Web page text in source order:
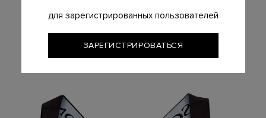
для зарегистрированных пользователей
ЗАРЕГИСТРИРОВАТЬСЯ